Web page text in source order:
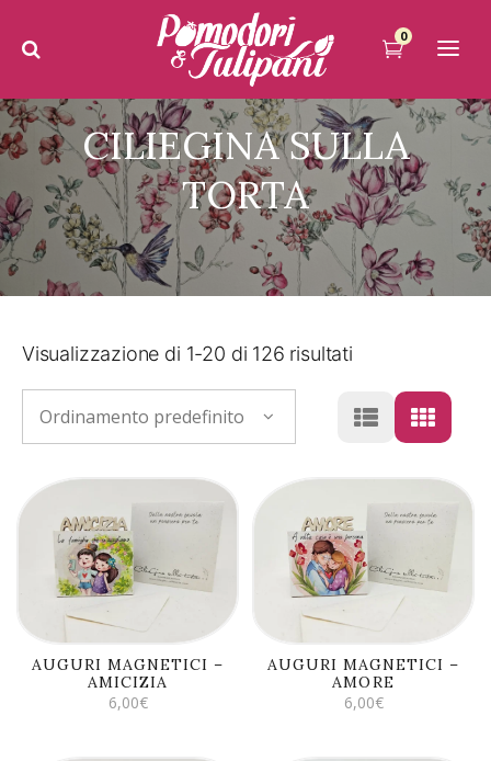
0
CILIEGINA SULLA
TORTA
Visualizzazione di 1-20 di 126 risultati
Ordinamento predefinito
AGGIUNGI AL
CARRELLO
AUGURI MAGNETICI –
AMICIZIA
6,00€
AGGIUNGI AL
CARRELLO
AUGURI MAGNETICI –
AMORE
6,00€